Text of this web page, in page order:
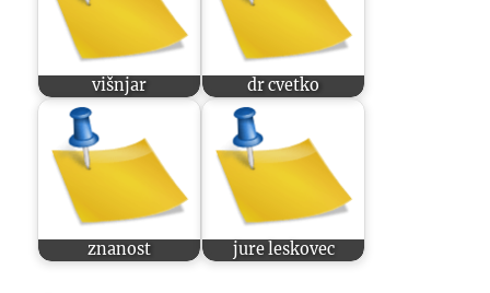
višnjar dr cvetko
znanost jure leskovec